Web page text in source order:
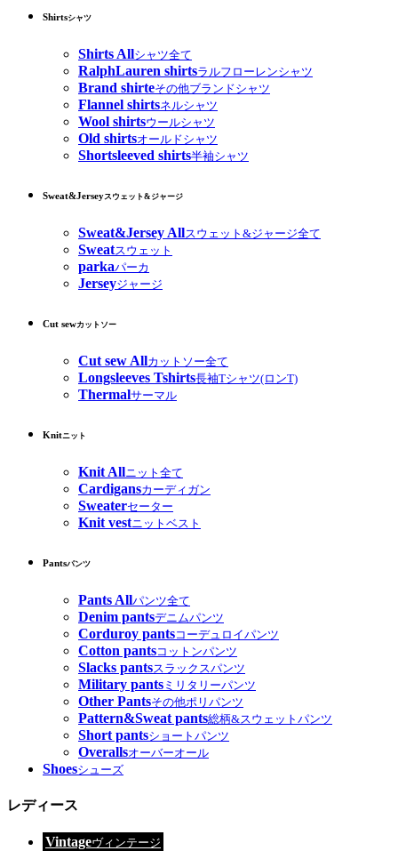
Shirtsシャツ
Shirts Allシャツ全て
RalphLauren shirtsラルフローレンシャツ
Brand shirteその他ブランドシャツ
Flannel shirtsネルシャツ
Wool shirtsウールシャツ
Old shirtsオールドシャツ
Shortsleeved shirts半袖シャツ
Sweat&Jerseyスウェット&ジャージ
Sweat&Jersey Allスウェット&ジャージ全て
Sweatスウェット
parkaパーカ
Jerseyジャージ
Cut sewカットソー
Cut sew Allカットソー全て
Longsleeves Tshirts長袖Tシャツ(ロンT)
Thermalサーマル
Knitニット
Knit Allニット全て
Cardigansカーディガン
Sweaterセーター
Knit vestニットベスト
Pantsパンツ
Pants Allパンツ全て
Denim pantsデニムパンツ
Corduroy pantsコーデュロイパンツ
Cotton pantsコットンパンツ
Slacks pantsスラックスパンツ
Military pants ミリタリーパンツ
Other Pantsその他ポリパンツ
Pattern&Sweat pants総柄&スウェットパンツ
Short pantsショートパンツ
Overallsオーバーオール
Shoesシューズ
レディース
Vintageヴィンテージ